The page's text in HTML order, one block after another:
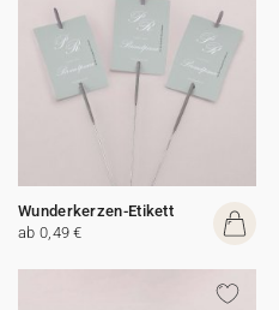
Wunderkerzen-Etikett
ab 0,49 €